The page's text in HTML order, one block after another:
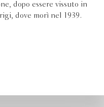
dopo essere vissuto in
dove morì nel 1939.